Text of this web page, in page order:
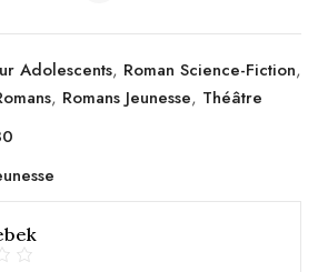
Adolescents, Roman Science-Fiction,
, Romans Jeunesse, Théâtre